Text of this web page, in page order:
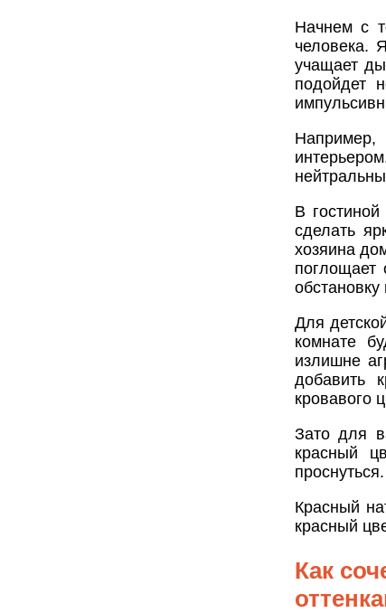
Начнем с
человека.
учащает
подойдет
В
сделать
хозяина
поглощает
Для
комнате
излишне
добавить
кровавого
Зато для
красный
проснуться.
Красный
красный
Как